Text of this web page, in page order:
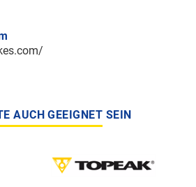
AUCH GEEIGNET SEIN